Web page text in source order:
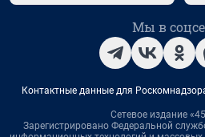
Мы в
Контактные данные для
Сетевое издание
Зарегистрировано Федеральной